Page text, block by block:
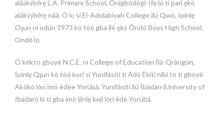
aláȧkýběrę L.A. Primary School, Onígbòdògí-Ifę ló ti parí ękó
alákýýběrę náà. Ó lọ sí El-Adolabiyah College ilú Qwò, Ipinlę
Oşun ní odún 1973 kó tóó gba ilé ęký Ôndó Boys High School,
Ondó lo
Ó kékỳó gboyè N.C.E. ní College of Education Îlá-Qràngún,
İpínlę Qşun kó tóó korí sí Yunífásíti ti Adó Èkiti níbi tó ti gboyè
Akókó lórí imò èdèe Yorùbá. Yunífásíti ilú Ìbàdàn (University of
Ibadan) ló ti gba imò ijinlę keji lórí èdè Yorùbá.